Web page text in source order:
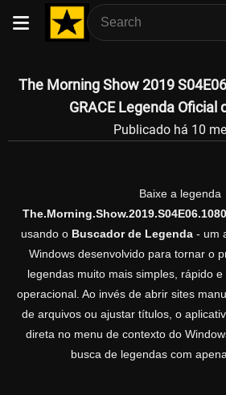
The Morning Show 2019
GRACE Legenda Oficial
Publicado há 10
Baixe a legenda
usando o Buscador de Legenda - um
Windows desenvolvido para tornar o
legendas muito mais simples, rápido
operacional. Ao invés de abrir sites
de arquivos ou ajustar títulos, o
direta no menu de contexto do
busca de legendas com